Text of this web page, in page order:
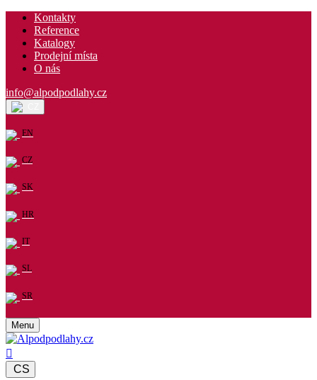
Kontakty
Reference
Katalogy
Prodejní místa
O nás
info@alpodpodlahy.cz
EN
CZ
SK
HR
IT
SL
SR
Menu
CS